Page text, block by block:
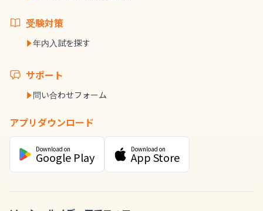
受験対策
年内入試を探す
サポート
問い合わせフォーム
アプリダウンロード
Download on
Google Play
Download on
App Store